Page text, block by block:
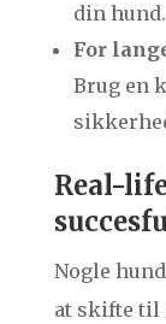
din hund.
For
Brug en
Real-
Nogle
at skifte til